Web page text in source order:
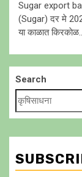
Sugar export
(Sugar) दर मे
या काळात
Search